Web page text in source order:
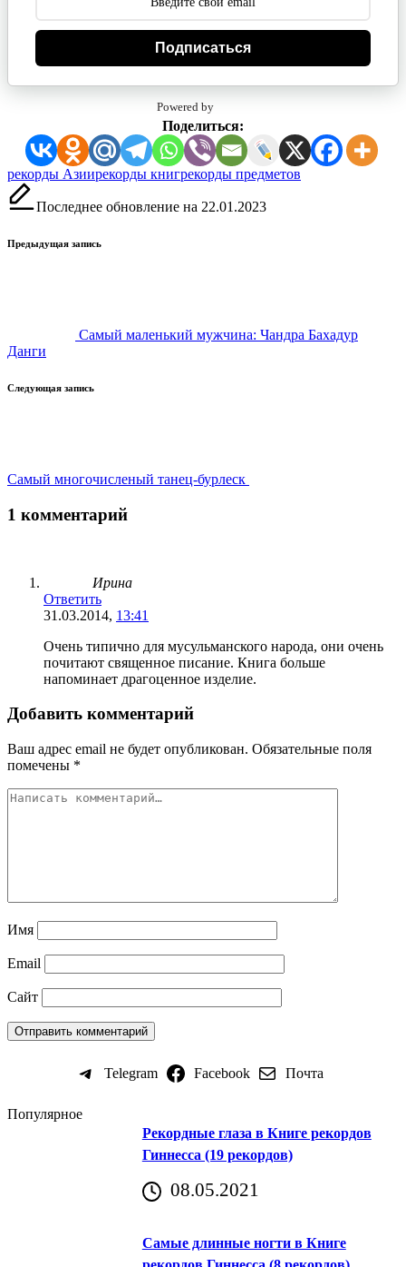
Подписаться
Powered by
Поделиться:
Метки:
рекорды Азиирекорды книгрекорды предметов
Последнее обновление на 22.01.2023
Навигация
Предыдущая запись
Самый маленький мужчина: Чандра Бахадур
Данги
Следующая запись
Самый многочисленый танец-бурлеск
1 комментарий
Ирина
Ответить
31.03.2014, 13:41
Очень типично для мусульманского народа, они очень
почитают священное писание. Книга больше
напоминает драгоценное изделие.
Добавить комментарий
Ваш адрес email не будет опубликован. Обязательные поля
помечены *
Имя
Email
Сайт
Telegram Facebook Почта
Популярное
Рекордные глаза в Книге рекордов
Гиннесса (19 рекордов)
08.05.2021
Самые длинные ногти в Книге